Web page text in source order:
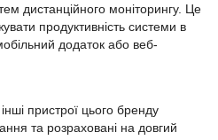
дистанційного моніторингу. Це
продуктивність системи в
додаток або веб-
пристрої цього бренду
та розраховані на довгий